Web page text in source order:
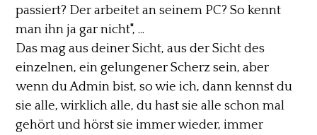
passiert? Der arbeitet an seinem PC? So kennt
man ihn ja gar nicht", ...
Das mag aus deiner Sicht, aus der Sicht des
einzelnen, ein gelungener Scherz sein, aber
wenn du Admin bist, so wie ich, dann kennst du
sie alle, wirklich alle, du hast sie alle schon mal
gehört und hörst sie immer wieder, immer